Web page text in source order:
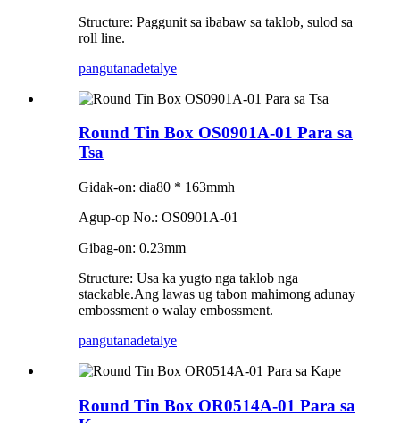
Structure: Paggunit sa ibabaw sa taklob, sulod sa
roll line.
pangutanadetalye
Round Tin Box OS0901A-01 Para sa
Tsa
Gidak-on: dia80 * 163mmh
Agup-op No.: OS0901A-01
Gibag-on: 0.23mm
Structure: Usa ka yugto nga taklob nga
stackable.Ang lawas ug tabon mahimong adunay
embossment o walay embossment.
pangutanadetalye
Round Tin Box OR0514A-01 Para sa